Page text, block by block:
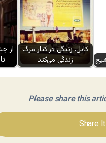
از
کابل، زندگی در کنار مرگ
زندگی می‌کند
Please share this
Share